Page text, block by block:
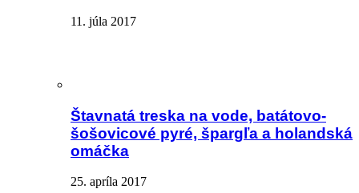
11. júla 2017
Štavnatá treska na vode, batátovo-
šošovicové pyré, špargľa a holandská
omáčka
25. apríla 2017